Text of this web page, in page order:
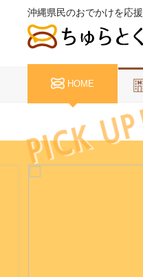
沖縄県民のおでかけを応
HOME